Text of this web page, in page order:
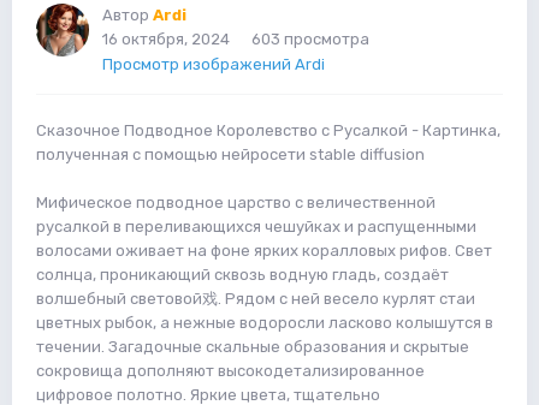
Автор Ardi
16 октября, 2024
603 просмотра
Просмотр изображений Ardi
Сказочное Подводное Королевство с Русалкой - Картинка,
полученная с помощью нейросети stable diffusion
Мифическое подводное царство с величественной
русалкой в переливающихся чешуйках и распущенными
волосами оживает на фоне ярких коралловых рифов. Свет
солнца, проникающий сквозь водную гладь, создаёт
волшебный световой戏. Рядом с ней весело курлят стаи
цветных рыбок, а нежные водоросли ласково колышутся в
течении. Загадочные скальные образования и скрытые
сокровища дополняют высокодетализированное
цифровое полотно. Яркие цвета, тщательно